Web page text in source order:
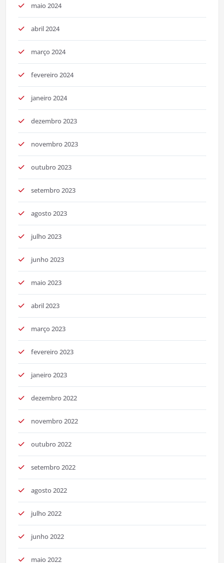
maio 2024
abril 2024
março 2024
fevereiro 2024
janeiro 2024
dezembro 2023
novembro 2023
outubro 2023
setembro 2023
agosto 2023
julho 2023
junho 2023
maio 2023
abril 2023
março 2023
fevereiro 2023
janeiro 2023
dezembro 2022
novembro 2022
outubro 2022
setembro 2022
agosto 2022
julho 2022
junho 2022
maio 2022